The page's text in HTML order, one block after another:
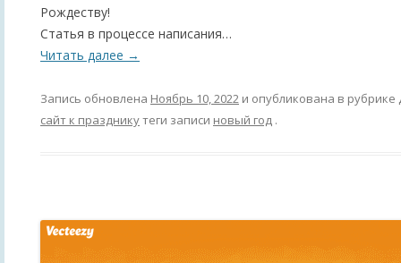
Рождеству!
Статья в процессе написания…
Читать далее →
Запись обновлена Ноябрь 10, 2022 и опубликована в рубрике
сайт к праздникутеги записи новый год .